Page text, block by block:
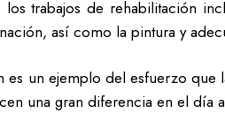
los trabajos de rehabilitación
así como la pintura y
es un ejemplo del esfuerzo
una gran diferencia en el día